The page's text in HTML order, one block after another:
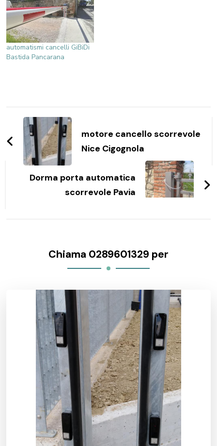
automatismi cancelli GiBiDi
Bastida Pancarana
Navigazione
articoli
motore cancello scorrevole
Nice Cigognola
Dorma porta automatica
scorrevole Pavia
Chiama 0289601329 per